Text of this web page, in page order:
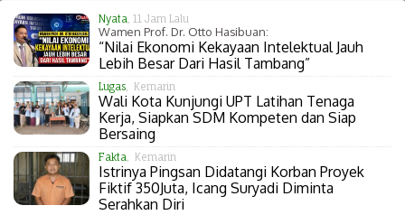
Nyata, 11 Jam Lalu
Wamen Prof. Dr. Otto Hasibuan:
“Nilai Ekonomi Kekayaan Intelektual Jauh
Lebih Besar Dari Hasil Tambang”
Lugas, Kemarin
Wali Kota Kunjungi UPT Latihan Tenaga
Kerja, Siapkan SDM Kompeten dan Siap
Bersaing
Fakta, Kemarin
Istrinya Pingsan Didatangi Korban Proyek
Fiktif 350Juta, Icang Suryadi Diminta
Serahkan Diri